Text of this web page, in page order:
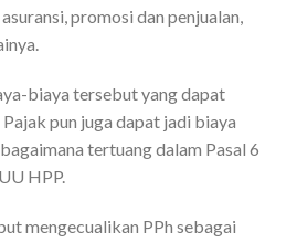
promosi dan penjualan,
biaya tersebut yang dapat
pun juga dapat jadi biaya
tertuang dalam Pasal 6
HPP.
mengecualikan PPh sebagai